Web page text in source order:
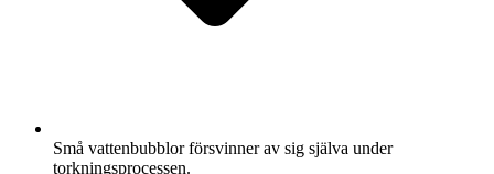
Små vattenbubblor försvinner av sig själva under
torkningsprocessen.